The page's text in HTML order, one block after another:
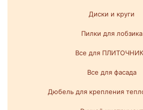
Диски и круги
Пилки для лобзика
Все для
Все для фасада
Дюбель для крепления